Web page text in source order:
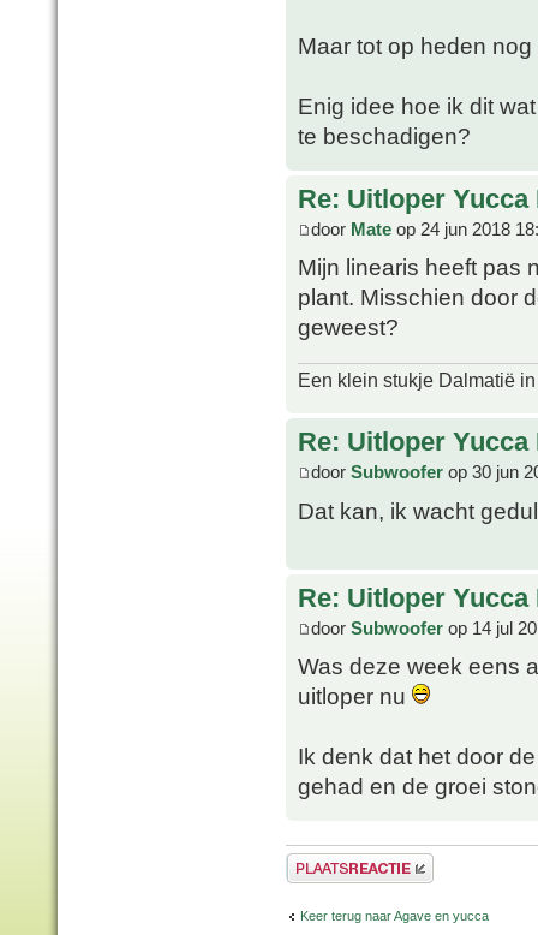
Maar tot op heden
Enig idee hoe ik dit
te beschadigen?
Re: Uitloper
door Mate op 24 jun 2018
Mijn linearis heeft pas
plant. Misschien door
geweest?
Een klein stukje Dalmatië
Re: Uitloper
door Subwoofer op 30 jun
Dat kan, ik wacht
Re: Uitloper
door Subwoofer op 14 jul
Was deze week eens
uitloper nu
Ik denk dat het door
gehad en de groei
Plaats een reactie
Keer terug naar Agave en yucca